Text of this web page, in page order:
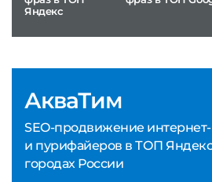
АкваТим
SEO-продвижение
и пурифайеров в ТОП Яндекс
городах России
Яндекс